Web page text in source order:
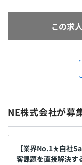
この求
NE株式会社が募
【業界No.1★自社
客課題を直接解決